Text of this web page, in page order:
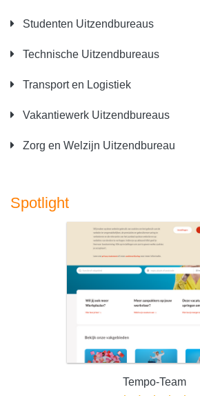
Studenten Uitzendbureaus
Technische Uitzendbureaus
Transport en Logistiek
Vakantiewerk Uitzendbureaus
Zorg en Welzijn Uitzendbureau
Spotlight
Tempo-Team